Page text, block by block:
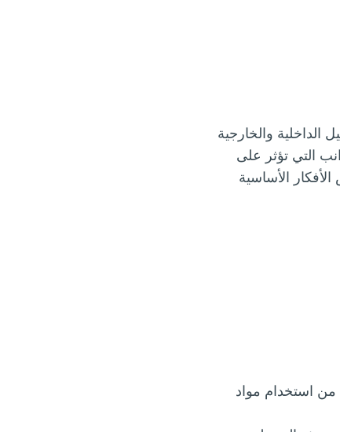
الداخلية والخارجية
التي تؤثر على
الأساسية
من استخدام مواد